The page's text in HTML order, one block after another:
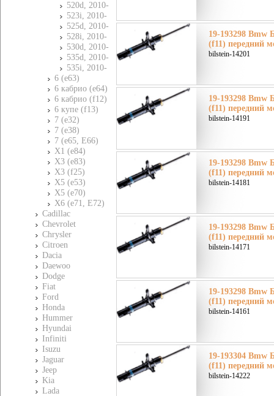
520d, 2010-
523i, 2010-
525d, 2010-
528i, 2010-
530d, 2010-
535d, 2010-
535i, 2010-
6 (e63)
6 кабрио (e64)
6 кабрио (f12)
6 купе (f13)
7 (e32)
7 (e38)
7 (e65, E66)
X1 (e84)
X3 (e83)
X3 (f25)
X5 (e53)
X5 (e70)
X6 (e71, E72)
Cadillac
Chevrolet
Chrysler
Citroen
Dacia
Daewoo
Dodge
Fiat
Ford
Honda
Hummer
Hyundai
Infiniti
Isuzu
Jaguar
Jeep
Kia
Lada
19-193298
(f11) передний
bilstein-14201
19-193298
(f11) передний
bilstein-14191
19-193298
(f11) передний
bilstein-14181
19-193298
(f11) передний
bilstein-14171
19-193298
(f11) передний
bilstein-14161
19-193304
(f11) передний
bilstein-14222